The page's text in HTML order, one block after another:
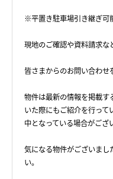
※平置き駐車場引き継ぎ可
現地のご確認や資料請求な
皆さまからのお問い合わせ
物件は最新の情報を掲載
いた際にもご紹介を行っ
中となっている場合がござ
気になる物件がございまし
い。